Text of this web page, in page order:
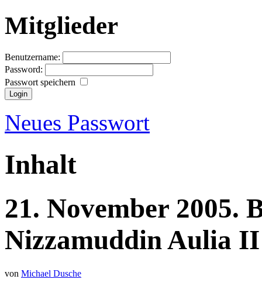
Mitglieder
Benutzername:
Password:
Passwort speichern
Neues Passwort
Inhalt
21. November 2005.
Nizzamuddin Aulia II
von Michael Dusche